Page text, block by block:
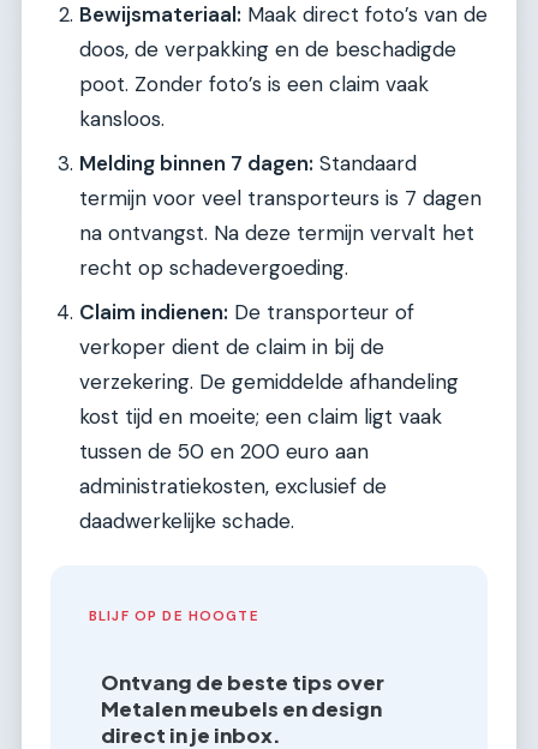
Bewijsmateriaal: Maak direct foto’s van de
doos, de verpakking en de beschadigde
poot. Zonder foto’s is een claim vaak
kansloos.
Melding binnen 7 dagen: Standaard
termijn voor veel transporteurs is 7 dagen
na ontvangst. Na deze termijn vervalt het
recht op schadevergoeding.
Claim indienen: De transporteur of
verkoper dient de claim in bij de
verzekering. De gemiddelde afhandeling
kost tijd en moeite; een claim ligt vaak
tussen de 50 en 200 euro aan
administratiekosten, exclusief de
daadwerkelijke schade.
BLIJF OP DE HOOGTE
Ontvang de beste tips over
Metalen meubels en design
direct in je inbox.